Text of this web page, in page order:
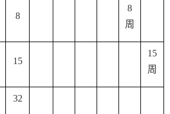
8
8
周
15
15
周
32